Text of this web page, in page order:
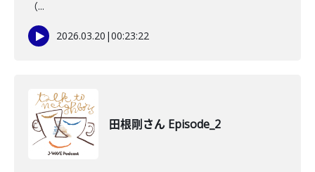
（...
2026.03.20 |00:23:22
田根剛さん Episode_2